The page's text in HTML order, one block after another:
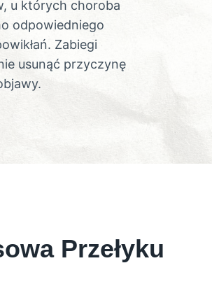
u których choroba
odpowiedniego
Zabiegi
usunąć przyczynę
Przełyku